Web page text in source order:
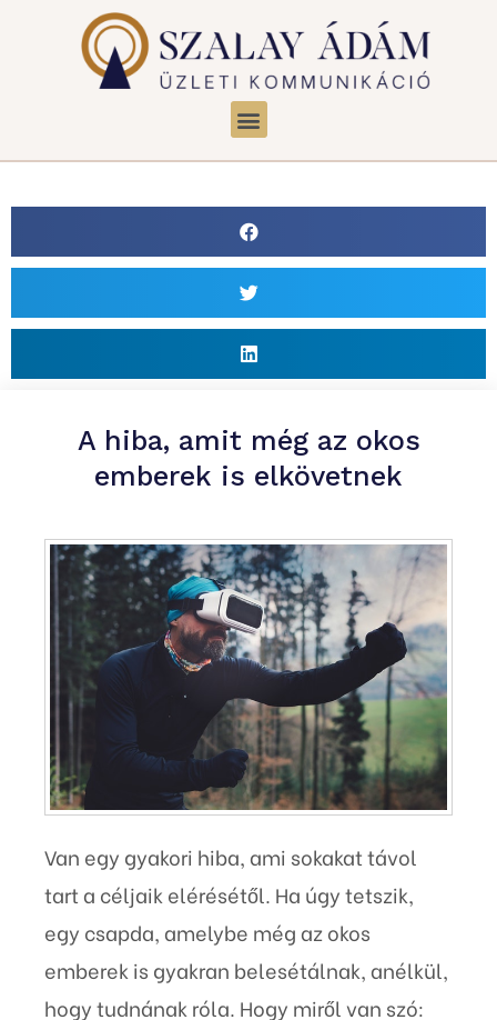
A hiba, amit még az okos
emberek is elkövetnek
Van egy gyakori hiba, ami sokakat távol
tart a céljaik elérésétől. Ha úgy tetszik,
egy csapda, amelybe még az okos
emberek is gyakran belesétálnak, anélkül,
hogy tudnának róla. Hogy miről van szó: